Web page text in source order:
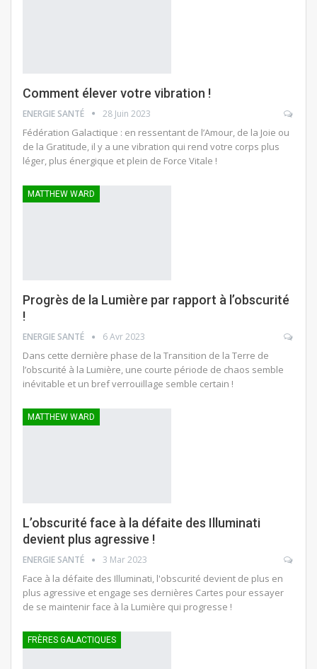
Comment élever votre vibration !
ENERGIE SANTÉ 28 Juin 2023
Fédération Galactique : en ressentant de l’Amour, de la Joie ou
de la Gratitude, il y a une vibration qui rend votre corps plus
léger, plus énergique et plein de Force Vitale !
MATTHEW WARD
Progrès de la Lumière par rapport à l’obscurité
!
ENERGIE SANTÉ 6 Avr 2023
Dans cette dernière phase de la Transition de la Terre de
l’obscurité à la Lumière, une courte période de chaos semble
inévitable et un bref verrouillage semble certain !
MATTHEW WARD
L’obscurité face à la défaite des Illuminati
devient plus agressive !
ENERGIE SANTÉ 3 Mar 2023
Face à la défaite des Illuminati, l'obscurité devient de plus en
plus agressive et engage ses dernières Cartes pour essayer
de se maintenir face à la Lumière qui progresse !
FRÈRES GALACTIQUES